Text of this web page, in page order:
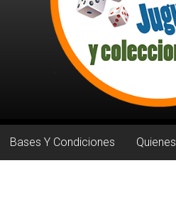
Bases Y Condiciones